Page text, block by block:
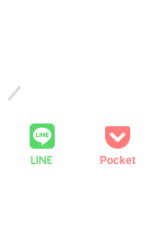
LINE Pocket